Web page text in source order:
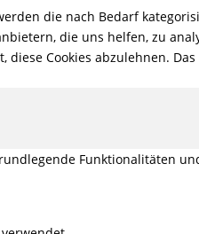
die nach Bedarf
die uns helfen, zu
Cookies abzulehnen.
Funktionalitäten